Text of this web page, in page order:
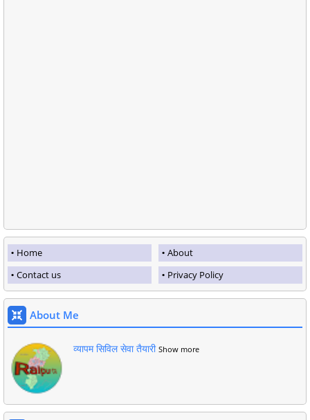
Home
About
Contact us
Privacy Policy
About Me
व्यापम सिविल सेवा तैयारी Show more